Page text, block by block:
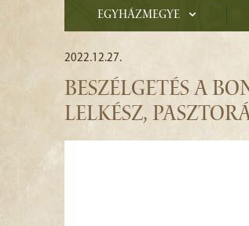
Egyházmegye
2022.12.27.
BESZÉLGETÉS A
LELKÉSZ,